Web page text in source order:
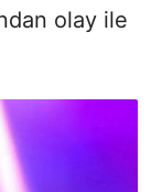
olay ile